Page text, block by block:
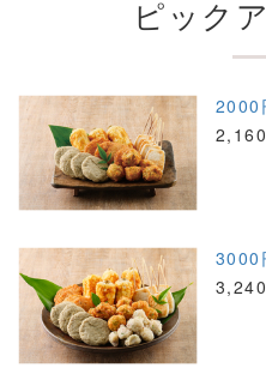
ピック
2000
3000